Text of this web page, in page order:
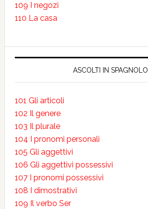
109 I negozi
110 La casa
ASCOLTI IN SPAGNOLO
101 Gli articoli
102 Il genere
103 Il plurale
104 I pronomi personali
105 Gli aggettivi
106 Gli aggettivi possessivi
107 I pronomi possessivi
108 I dimostrativi
109 Il verbo Ser